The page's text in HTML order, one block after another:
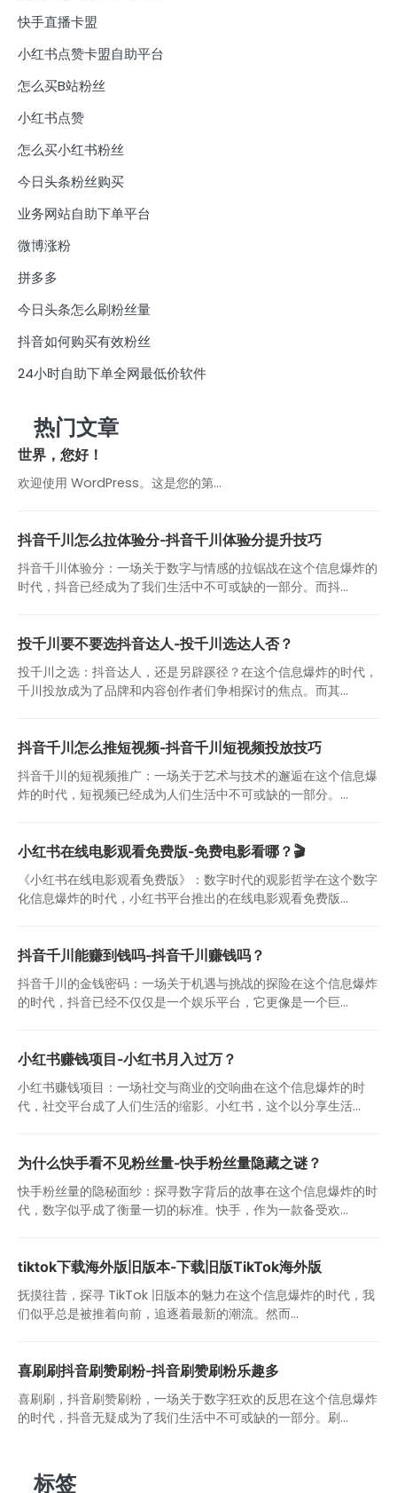
快手直播卡盟
小红书点赞卡盟自助平台
怎么买B站粉丝
小红书点赞
怎么买小红书粉丝
今日头条粉丝购买
业务网站自助下单平台
微博涨粉
拼多多
今日头条怎么刷粉丝量
抖音如何购买有效粉丝
24小时自助下单全网最低价软件
热门文章
世界，您好！
欢迎使用 WordPress。这是您的第…
抖音千川怎么拉体验分-抖音千川体验分提升技巧
抖音千川体验分：一场关于数字与情感的拉锯战在这个信息爆炸的
时代，抖音已经成为了我们生活中不可或缺的一部分。而抖...
投千川要不要选抖音达人-投千川选达人否？
投千川之选：抖音达人，还是另辟蹊径？在这个信息爆炸的时代，
千川投放成为了品牌和内容创作者们争相探讨的焦点。而其...
抖音千川怎么推短视频-抖音千川短视频投放技巧
抖音千川的短视频推广：一场关于艺术与技术的邂逅在这个信息爆
炸的时代，短视频已经成为人们生活中不可或缺的一部分。...
小红书在线电影观看免费版-免费电影看哪？🎬
《小红书在线电影观看免费版》：数字时代的观影哲学在这个数字
化信息爆炸的时代，小红书平台推出的在线电影观看免费版...
抖音千川能赚到钱吗-抖音千川赚钱吗？
抖音千川的金钱密码：一场关于机遇与挑战的探险在这个信息爆炸
的时代，抖音已经不仅仅是一个娱乐平台，它更像是一个巨...
小红书赚钱项目-小红书月入过万？
小红书赚钱项目：一场社交与商业的交响曲在这个信息爆炸的时
代，社交平台成了人们生活的缩影。小红书，这个以分享生活...
为什么快手看不见粉丝量-快手粉丝量隐藏之谜？
快手粉丝量的隐秘面纱：探寻数字背后的故事在这个信息爆炸的时
代，数字似乎成了衡量一切的标准。快手，作为一款备受欢...
tiktok下载海外版旧版本-下载旧版TikTok海外版
抚摸往昔，探寻 TikTok 旧版本的魅力在这个信息爆炸的时代，我
们似乎总是被推着向前，追逐着最新的潮流。然而...
喜刷刷抖音刷赞刷粉-抖音刷赞刷粉乐趣多
喜刷刷，抖音刷赞刷粉，一场关于数字狂欢的反思在这个信息爆炸
的时代，抖音无疑成为了我们生活中不可或缺的一部分。刷...
标签